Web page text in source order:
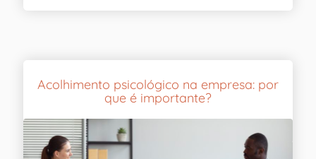
Acolhimento psicológico na empresa: por
que é importante?